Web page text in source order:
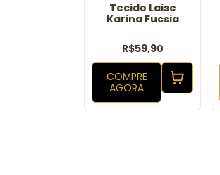
Tecido Laise
Karina Fucsia
R$59,90
COMPRE
AGORA